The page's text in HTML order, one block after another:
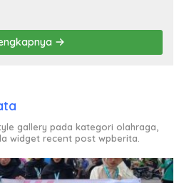
gallery pada kategori olahraga,
widget recent post wpberita.